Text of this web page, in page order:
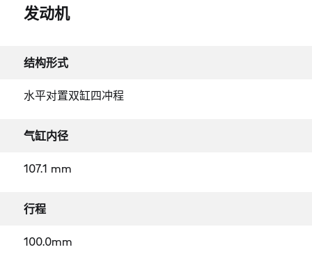
发动机
结构形式
水平对置双缸四冲程
气缸内径
107.1 mm
行程
100.0mm